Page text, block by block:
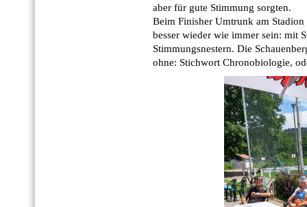
aber für gute Stimmung sorgten.
Beim Finisher Umtrunk am Stadion
besser wieder wie immer sein: mit
Stimmungsnestern. Die
ohne: Stichwort Chronobiologie,